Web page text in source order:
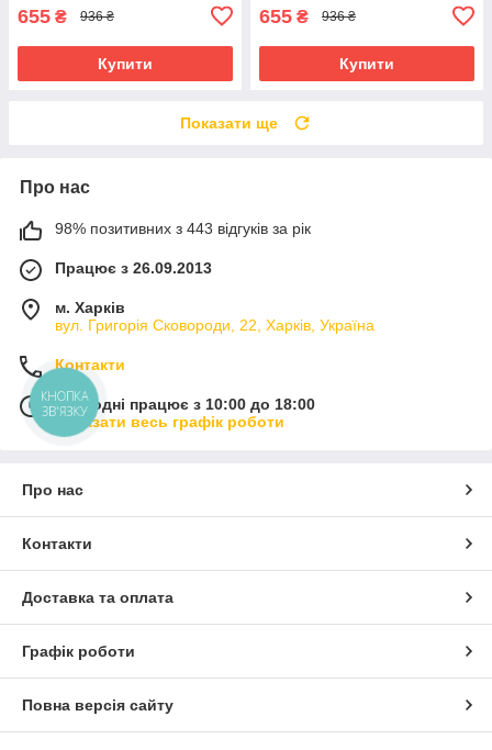
655 ₴ 936 ₴
Купити
655 ₴ 936 ₴
Купити
Показати ще
Про нас
98% позитивних з 443 відгуків за рік
Працює з 26.09.2013
м. Харків
вул. Григорія Сковороди, 22, Харків, Україна
Контакти
Сьогодні працює з 10:00 до 18:00
Показати весь графік роботи
Про нас
Контакти
Доставка та оплата
Графік роботи
Повна версія сайту
КНОПКА
ЗВ'ЯЗКУ